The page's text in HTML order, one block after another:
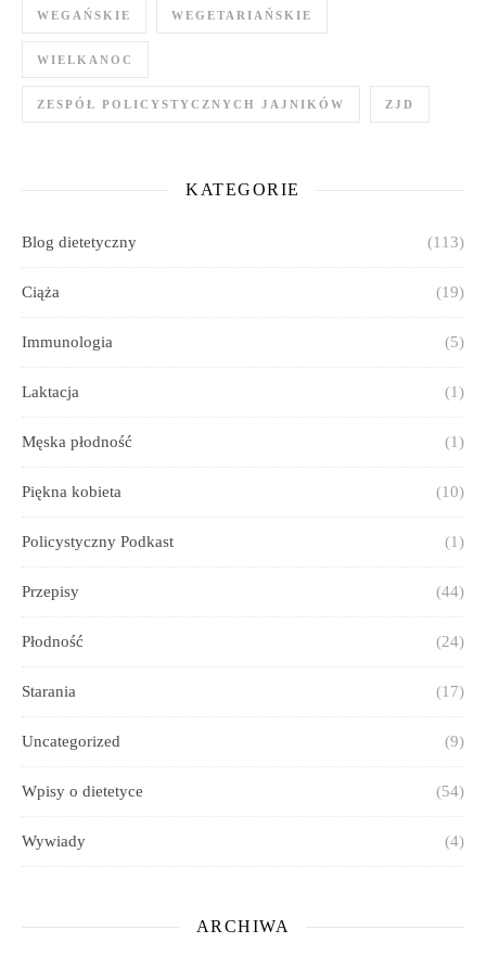
WEGAŃSKIE WEGETARIAŃSKIE
WIELKANOC
ZESPÓŁ POLICYSTYCZNYCH JAJNIKÓW ZJD
KATEGORIE
Blog dietetyczny (113)
Ciąża (19)
Immunologia (5)
Laktacja (1)
Męska płodność (1)
Piękna kobieta (10)
Policystyczny Podkast (1)
Przepisy (44)
Płodność (24)
Starania (17)
Uncategorized (9)
Wpisy o dietetyce (54)
Wywiady (4)
ARCHIWA